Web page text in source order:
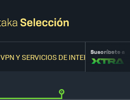
VPN Y SERVICIOS DE INTERNETSuscríbete a